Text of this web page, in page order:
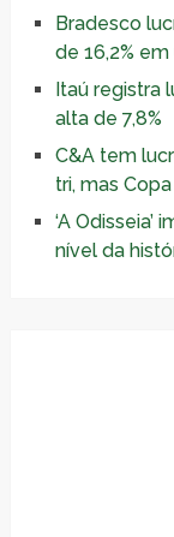
Bradesco
de 16,2%
Itaú registra
alta de 7,8%
C&A tem
tri, mas
‘A
nível da